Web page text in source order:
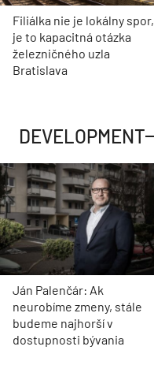
Filiálka nie je lokálny spor,
je to kapacitná otázka
železničného uzla
Bratislava
DEVELOPMENT
Ján Palenčár: Ak
neurobíme zmeny, stále
budeme najhorší v
dostupnosti bývania